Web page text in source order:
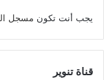
يجب أنت تكون مسجل
قناة تنوير